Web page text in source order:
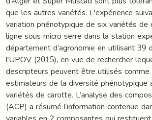
que les autres variétés. L'expérience
variation phénotypique de six variétés de
ligne sous micro serre dans la station
département d’agronomie en utilisant 39
l'UPOV (2015), en vue de rechercher
descripteurs peuvent être utilisés
estimateurs de la diversité phénotypique
variétés de carotte. L‘analyse des
(ACP) a résumé l‘information contenue